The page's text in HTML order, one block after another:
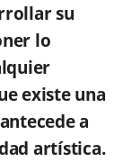
su
lo
existe una
a
artística.